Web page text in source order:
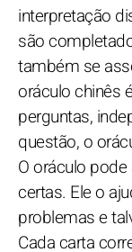
interpretação
são
também se
oráculo chinês
perguntas,
questão, o
O oráculo
certas. Ele o
problemas e
Cada carta